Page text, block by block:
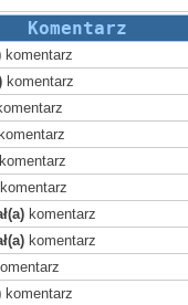
Komentarz
komentarz
komentarz
komentarz
komentarz
komentarz
komentarz
komentarz
komentarz